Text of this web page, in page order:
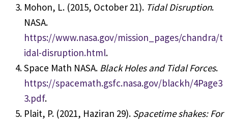
Mohon, L. (2015, October 21). Tidal Disruption.
NASA.
https://www.nasa.gov/mission_pages/chandra/t
idal-disruption.html.
Space Math NASA. Black Holes and Tidal Forces.
https://spacemath.gsfc.nasa.gov/blackh/4Page3
3.pdf.
Plait, P. (2021, Haziran 29). Spacetime shakes: For